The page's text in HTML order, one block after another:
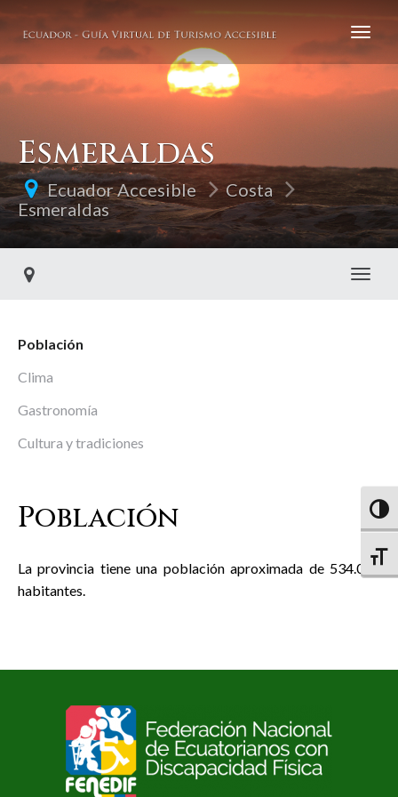
Esmeraldas
Ecuador Accesible
Costa
Esmeraldas
Población
Clima
Gastronomía
Cultura y tradiciones
Población
La provincia tiene una población aproximada de 534.092
habitantes.